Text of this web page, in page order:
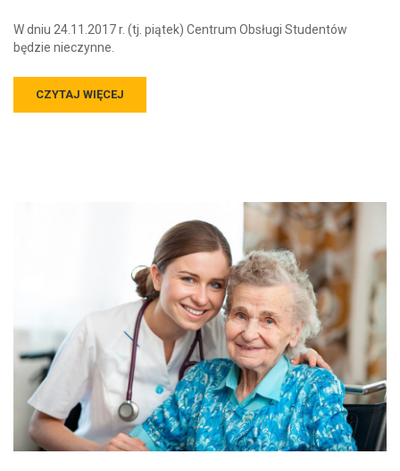
W dniu 24.11.2017 r. (tj. piątek) Centrum Obsługi Studentów
będzie nieczynne.
CZYTAJ WIĘCEJ